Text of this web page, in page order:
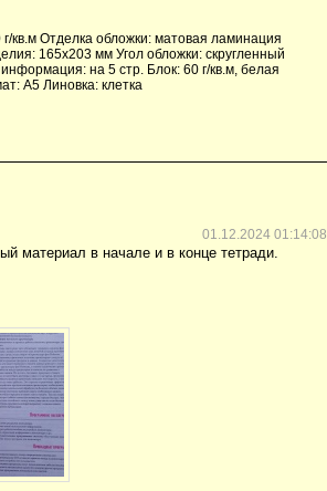
кв.м Отделка обложки: матовая ламинация
165х203 мм Угол обложки: скругленный
на 5 стр. Блок: 60 г/кв.м, белая
А5 Линовка: клетка
01.12.2024 01:14:08
материал в начале и в конце тетради.